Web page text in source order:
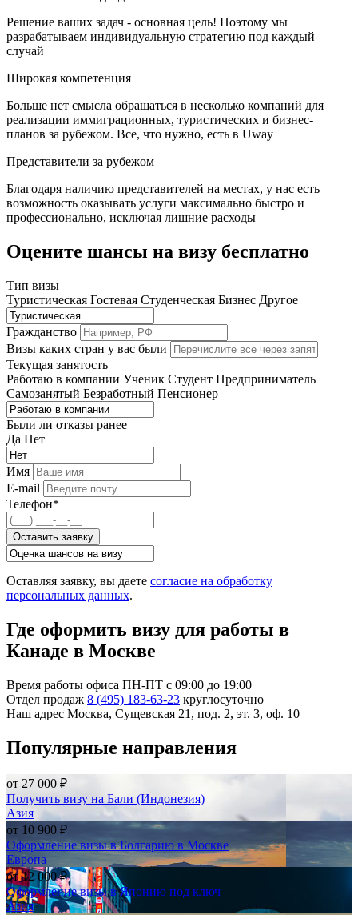
Решение ваших задач - основная цель! Поэтому мы
разрабатываем индивидуальную стратегию под каждый
случай
Широкая компетенция
Больше нет смысла обращаться в несколько компаний для
реализации иммиграционных, туристических и бизнес-
планов за рубежом. Все, что нужно, есть в Uway
Представители за рубежом
Благодаря наличию представителей на местах, у нас есть
возможность оказывать услуги максимально быстро и
профессионально, исключая лишние расходы
Оцените шансы на визу бесплатно
Тип визы
Туристическая Гостевая Студенческая Бизнес Другое
Гражданство
Визы каких стран у вас были
Текущая занятость
Работаю в компании Ученик Студент Предприниматель
Самозанятый Безработный Пенсионер
Были ли отказы ранее
Да Нет
Имя
E-mail
Телефон*
Оставить заявку
Оставляя заявку, вы даете согласие на обработку
персональных данных.
Где оформить визу для работы в
Канаде в Москве
Время работы офиса ПН-ПТ с 09:00 до 19:00
Отдел продаж 8 (495) 183-63-23 круглосуточно
Наш адрес Москва, Сущевская 21, под. 2, эт. 3, оф. 10
Популярные направления
от 27 000 ₽
Получить визу на Бали (Индонезия)
Азия
от 10 900 ₽
Оформление визы в Болгарию в Москве
Европа
от12 000 ₽
Оформление визы в Японию под ключ
Азия